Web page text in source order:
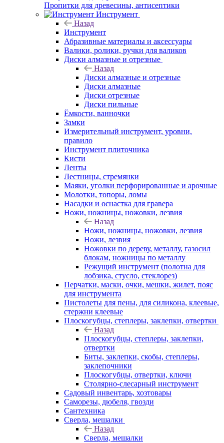
Пропитки для древесины, антисептики
Инструмент
Назад
Инструмент
Абразивные материалы и аксессуары
Валики, ролики, ручки для валиков
Диски алмазные и отрезные
Назад
Диски алмазные и отрезные
Диски алмазные
Диски отрезные
Диски пильные
Ёмкости, ванночки
Замки
Измерительный инструмент, уровни,
правило
Инструмент плиточника
Кисти
Ленты
Лестницы, стремянки
Маяки, уголки перфорированные и арочные
Молотки, топоры, ломы
Насадки и оснастка для гравера
Ножи, ножницы, ножовки, лезвия
Назад
Ножи, ножницы, ножовки, лезвия
Ножи, лезвия
Ножовки по дереву, металлу, газосил
блокам, ножницы по металлу
Режущий инструмент (полотна для
лобзика, стусло, стеклорез)
Перчатки, маски, очки, мешки, жилет, пояс
для инструмента
Пистолеты для пены, для силикона, клеевые,
стержни клеевые
Плоскогубцы, степлеры, заклепки, отвертки
Назад
Плоскогубцы, степлеры, заклепки,
отвертки
Биты, заклепки, скобы, степлеры,
заклепочники
Плоскогубцы, отвертки, ключи
Столярно-слесарный инструмент
Садовый инвентарь, хозтовары
Саморезы, дюбеля, гвозди
Сантехника
Сверла, мешалки
Назад
Сверла, мешалки